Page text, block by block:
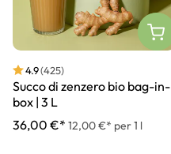
4.9(425)
Succo di zenzero bio bag-in-
box | 3 L
36,00 €* 12,00 €* per 1 l